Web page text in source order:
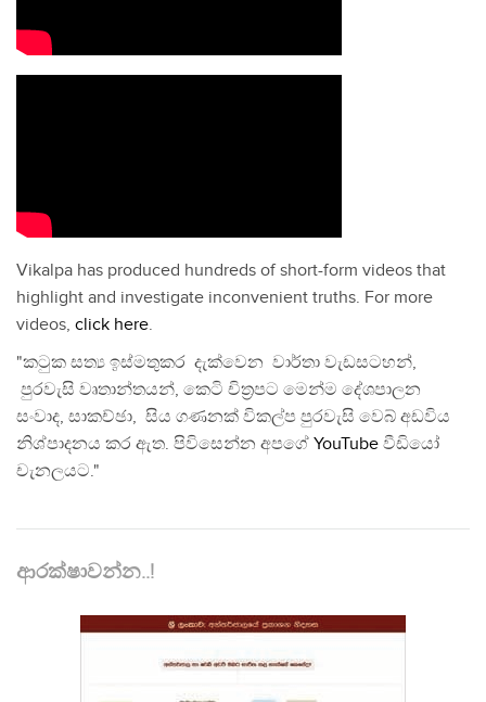
Vikalpa has produced hundreds of short-form videos that
highlight and investigate inconvenient truths. For more
videos, click here.
"කටුක සත්‍ය ඉස්මතුකර දැක්වෙන වාර්තා වැඩසටහන්,
පුරවැසි වෘතාන්තයන්, කෙටි චිත්‍රපට මෙන්ම දේශපාලන
සංවාද, සාකච්ඡා, සිය ගණනක් විකල්ප පුරවැසි වෙබ් අඩවිය
නිශ්පාදනය කර ඇත. පිවිසෙන්න අපගේ YouTube වීඩියෝ
චැනලයට."
ආරක්ෂාවන්න..!